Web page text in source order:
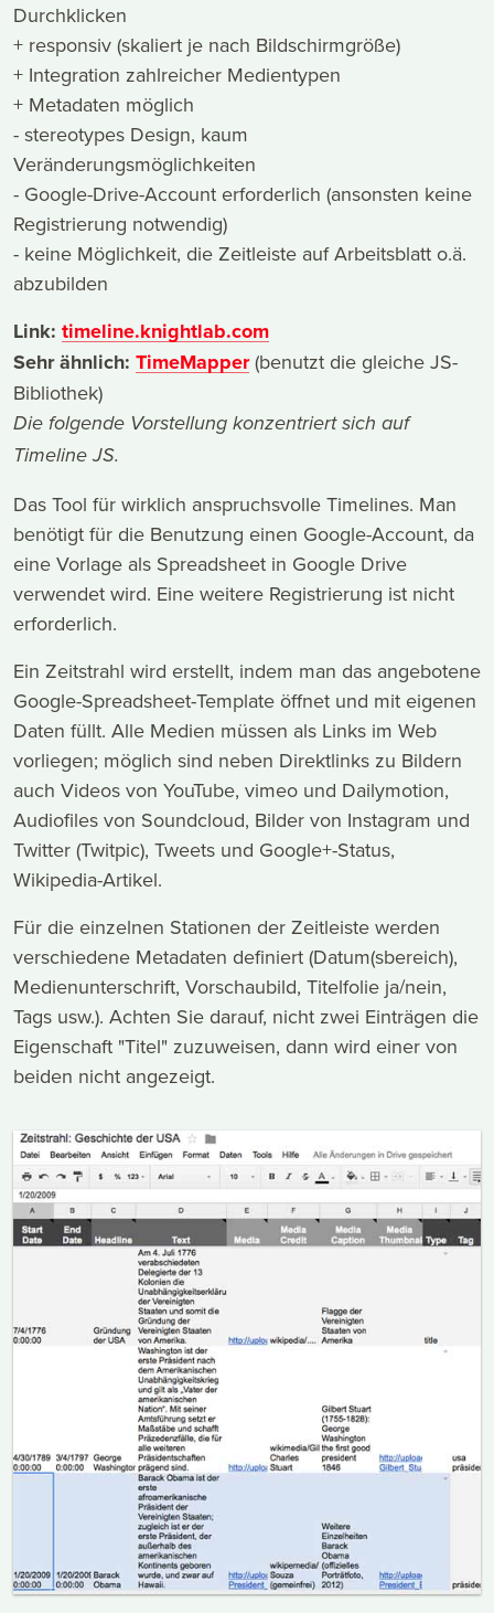
Durchklicken
+ responsiv (skaliert je nach Bildschirmgröße)
+ Integration zahlreicher Medientypen
+ Metadaten möglich
- stereotypes Design, kaum
Veränderungsmöglichkeiten
- Google-Drive-Account erforderlich (ansonsten keine
Registrierung notwendig)
- keine Möglichkeit, die Zeitleiste auf Arbeitsblatt o.ä.
abzubilden
Link: timeline.knightlab.com
Sehr ähnlich: TimeMapper(benutzt die gleiche JS-
Bibliothek)
Die folgende Vorstellung konzentriert sich auf
Timeline JS.
Das Tool für wirklich anspruchsvolle Timelines. Man
benötigt für die Benutzung einen Google-Account, da
eine Vorlage als Spreadsheet in Google Drive
verwendet wird. Eine weitere Registrierung ist nicht
erforderlich.
Ein Zeitstrahl wird erstellt, indem man das angebotene
Google-Spreadsheet-Template öffnet und mit eigenen
Daten füllt. Alle Medien müssen als Links im Web
vorliegen; möglich sind neben Direktlinks zu Bildern
auch Videos von YouTube, vimeo und Dailymotion,
Audiofiles von Soundcloud, Bilder von Instagram und
Twitter (Twitpic), Tweets und Google+-Status,
Wikipedia-Artikel.
Für die einzelnen Stationen der Zeitleiste werden
verschiedene Metadaten definiert (Datum(sbereich),
Medienunterschrift, Vorschaubild, Titelfolie ja/nein,
Tags usw.). Achten Sie darauf, nicht zwei Einträgen die
Eigenschaft "Titel" zuzuweisen, dann wird einer von
beiden nicht angezeigt.